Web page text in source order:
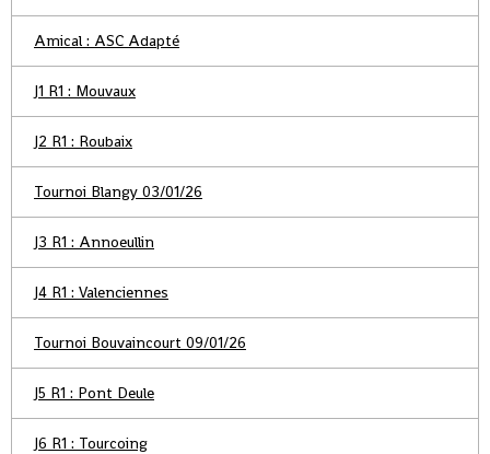
Amical : ASC Adapté
J1 R1 : Mouvaux
J2 R1 : Roubaix
Tournoi Blangy 03/01/26
J3 R1 : Annoeullin
J4 R1 : Valenciennes
Tournoi Bouvaincourt 09/01/26
J5 R1 : Pont Deule
J6 R1 : Tourcoing